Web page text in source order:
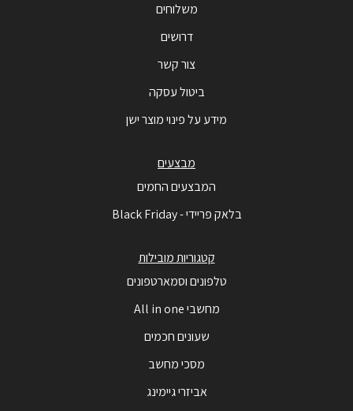
משלוחים
דרושים
צור קשר
ביטול עסקה
מידע על פינוי מוצר ישן
מבצעים
המבצעים החמים
בלאק פריידי - Black Friday
קטגוריות מובילות
טלפונים וסמארטפונים
מחשבי All in one
שעונים חכמים
מסכי מחשב
אביזרי גיימינג